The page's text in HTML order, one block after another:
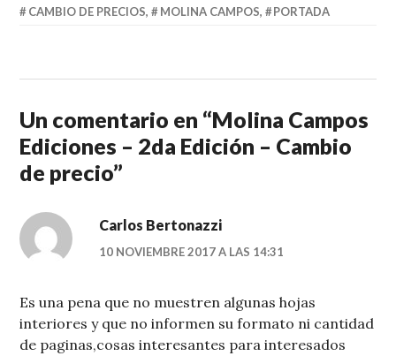
CAMBIO DE PRECIOS, MOLINA CAMPOS, PORTADA
Un comentario en “Molina Campos
Ediciones – 2da Edición – Cambio
de precio”
Carlos Bertonazzi
10 NOVIEMBRE 2017 A LAS 14:31
Es una pena que no muestren algunas hojas
interiores y que no informen su formato ni cantidad
de paginas,cosas interesantes para interesados